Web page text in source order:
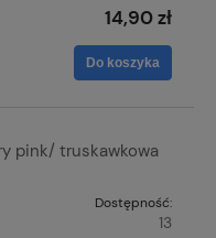
14,90 zł
Do koszyka
pink/ truskawkowa
Dostępność:
13